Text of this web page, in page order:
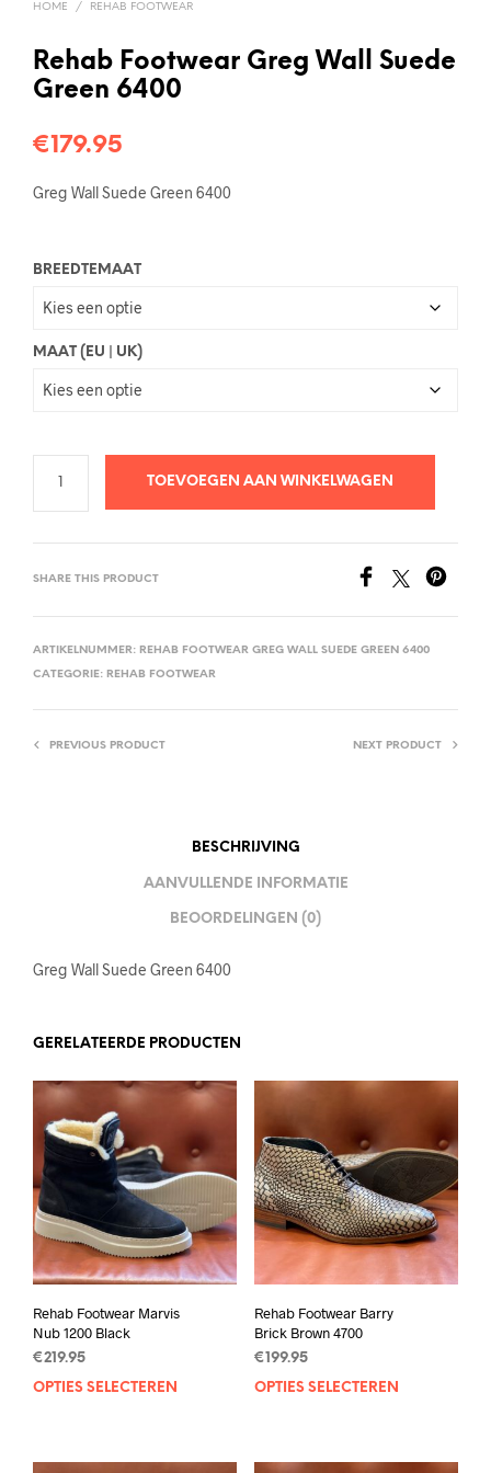
HOME / REHAB FOOTWEAR
Rehab Footwear Greg Wall Suede
Green 6400
€179.95
Greg Wall Suede Green 6400
BREEDTEMAAT
MAAT (EU | UK)
TOEVOEGEN AAN WINKELWAGEN
SHARE THIS PRODUCT
ARTIKELNUMMER: REHAB FOOTWEAR GREG WALL SUEDE GREEN 6400
CATEGORIE: REHAB FOOTWEAR
PREVIOUS PRODUCT NEXT PRODUCT
BESCHRIJVING
AANVULLENDE INFORMATIE
BEOORDELINGEN (0)
Greg Wall Suede Green 6400
GERELATEERDE PRODUCTEN
Rehab Footwear Marvis
Nub 1200 Black
€219.95
OPTIES SELECTEREN
Dit
meerdere
Rehab Footwear Barry
Brick Brown 4700
€ 199.95
OPTIES SELECTEREN